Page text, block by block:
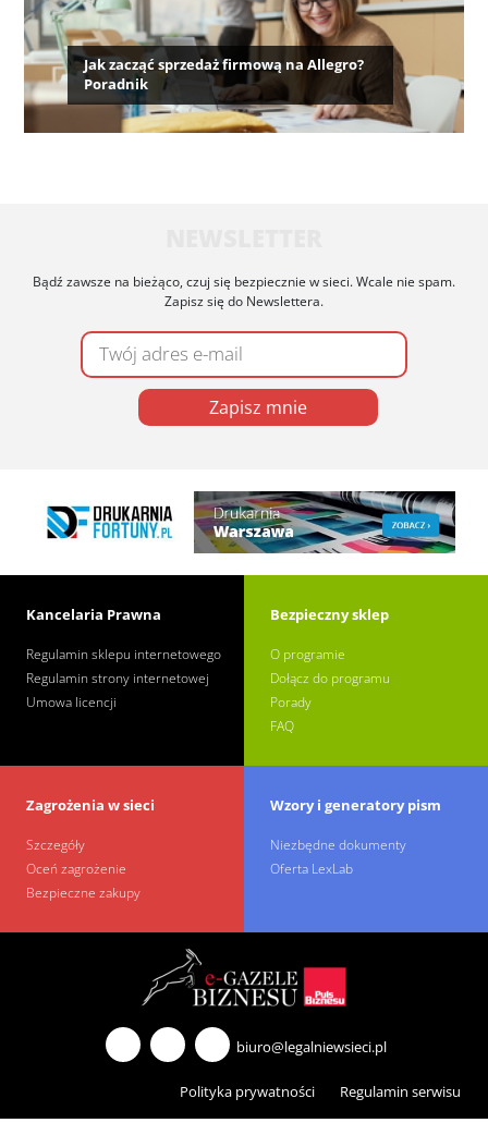
Jak zacząć sprzedaż firmową na Allegro?
Poradnik
Bądź zawsze na bieżąco, czuj się bezpiecznie w sieci. Wcale nie spam.
Zapisz się do Newslettera.
Zapisz mnie
Kancelaria Prawna
Regulamin sklepu internetowego
Regulamin strony internetowej
Umowa licencji
Bezpieczny sklep
O programie
Dołącz do programu
Porady
FAQ
Zagrożenia w sieci
Szczegóły
Oceń zagrożenie
Bezpieczne zakupy
Wzory i generatory pism
Niezbędne dokumenty
Oferta LexLab
biuro@legalniewsieci.pl
Polityka prywatności Regulamin serwisu